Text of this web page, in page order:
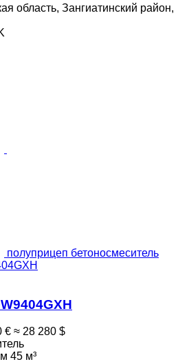
область, Зангиатинский район,
полуприцеп бетоносмеситель
€ ≈ 28 280 $
45 м³